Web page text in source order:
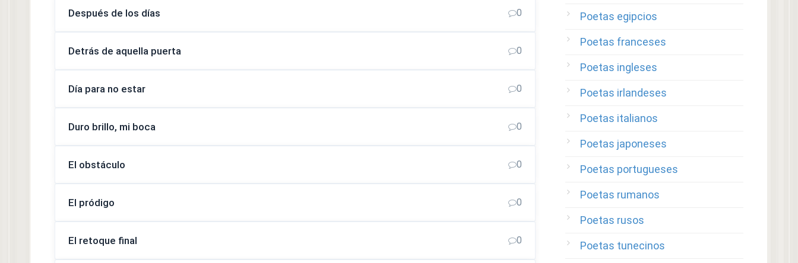
Después de los días 0
Detrás de aquella puerta 0
Día para no estar 0
Duro brillo, mi boca 0
El obstáculo 0
El pródigo 0
El retoque final 0
Poetas egipcios
Poetas franceses
Poetas ingleses
Poetas irlandeses
Poetas italianos
Poetas japoneses
Poetas portugueses
Poetas rumanos
Poetas rusos
Poetas tunecinos